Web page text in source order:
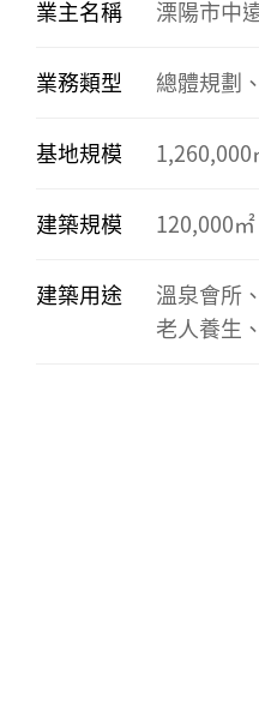
業主名稱 溧陽市中
業務類型 總體規劃
基地規模 1,260,000
建築規模 120,000㎡
建築用途
溫泉會所
老人養生